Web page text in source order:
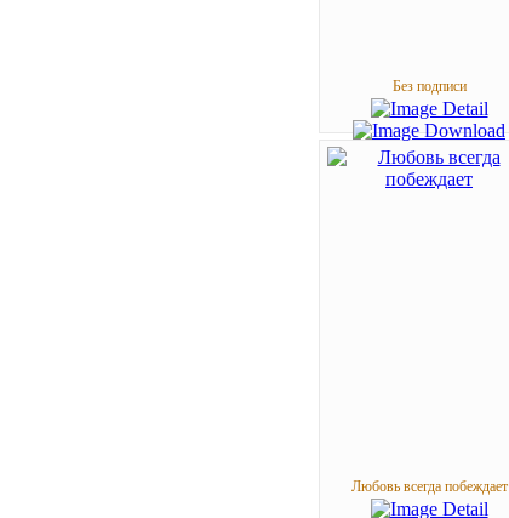
Без подписи
Любовь всегда побеждает